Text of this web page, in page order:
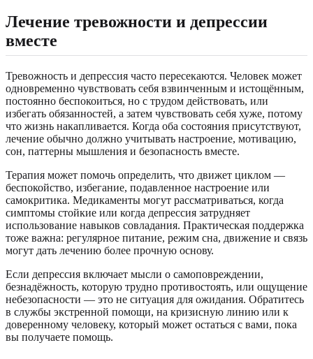
Лечение тревожности и депрессии
вместе
Тревожность и депрессия часто пересекаются. Человек может
одновременно чувствовать себя взвинченным и истощённым,
постоянно беспокоиться, но с трудом действовать, или
избегать обязанностей, а затем чувствовать себя хуже, потому
что жизнь накапливается. Когда оба состояния присутствуют,
лечение обычно должно учитывать настроение, мотивацию,
сон, паттерны мышления и безопасность вместе.
Терапия может помочь определить, что движет циклом —
беспокойство, избегание, подавленное настроение или
самокритика. Медикаменты могут рассматриваться, когда
симптомы стойкие или когда депрессия затрудняет
использование навыков совладания. Практическая поддержка
тоже важна: регулярное питание, режим сна, движение и связь
могут дать лечению более прочную основу.
Если депрессия включает мысли о самоповреждении,
безнадёжность, которую трудно противостоять, или ощущение
небезопасности — это не ситуация для ожидания. Обратитесь
в службы экстренной помощи, на кризисную линию или к
доверенному человеку, который может остаться с вами, пока
вы получаете помощь.